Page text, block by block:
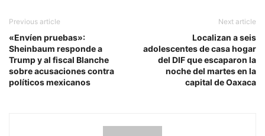
Previous article
«Envíen pruebas»:
Sheinbaum responde a
Trump y al fiscal Blanche
sobre acusaciones contra
políticos mexicanos
Next article
Localizan a seis
adolescentes de casa hogar
del DIF que escaparon la
noche del martes en la
capital de Oaxaca